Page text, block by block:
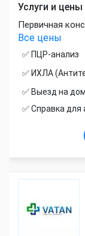
Услуги и цены
Первичная
Все цены
✅ ПЦР-анализ
✅ ИХЛА
✅ Выезд на
✅ Справка для